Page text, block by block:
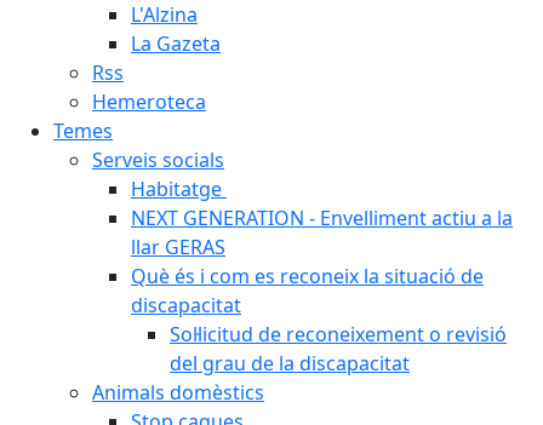
L'Alzina
La Gazeta
Rss
Hemeroteca
Temes
Serveis socials
Habitatge
NEXT GENERATION - Envelliment actiu a la
llar GERAS
Què és i com es reconeix la situació de
discapacitat
Sol·licitud de reconeixement o revisió
del grau de la discapacitat
Animals domèstics